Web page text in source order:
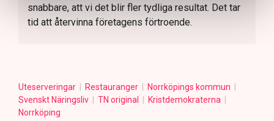
snabbare, att vi det blir fler tydliga resultat. Det tar
tid att återvinna företagens förtroende.
Uteserveringar Restauranger
Norrköpings kommun
Svenskt Näringsliv
TN original
Kristdemokraterna
Norrköping